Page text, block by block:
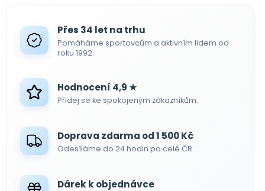
Přes 34 let na trhu
Pomáháme sportovcům a aktivním lidem od
roku 1992.
Hodnocení 4,9 ★
Přidej se ke spokojeným zákazníkům.
Doprava zdarma od 1 500 Kč
Odesíláme do 24 hodin po celé ČR.
Dárek k objednávce